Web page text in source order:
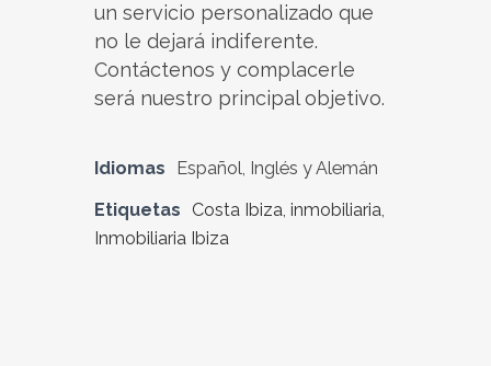
un servicio personalizado que
no le dejará indiferente.
Contáctenos y complacerle
será nuestro principal objetivo.
Idiomas
Español, Inglés y Alemán
Etiquetas
Costa Ibiza, inmobiliaria,
Inmobiliaria Ibiza